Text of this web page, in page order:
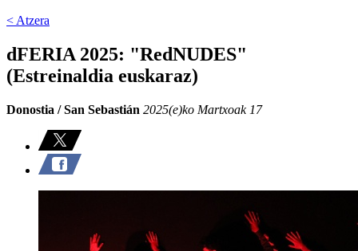
< Atzera
dFERIA 2025: "RedNUDES"
(Estreinaldia euskaraz)
Donostia / San Sebastián 2025(e)ko Martxoak 17